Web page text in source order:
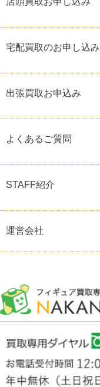
宅配買取のお申し込み
出張買取お申込み
よくあるご質問
STAFF紹介
運営会社